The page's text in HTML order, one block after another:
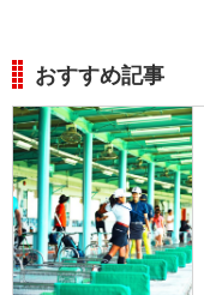
おすすめ記事